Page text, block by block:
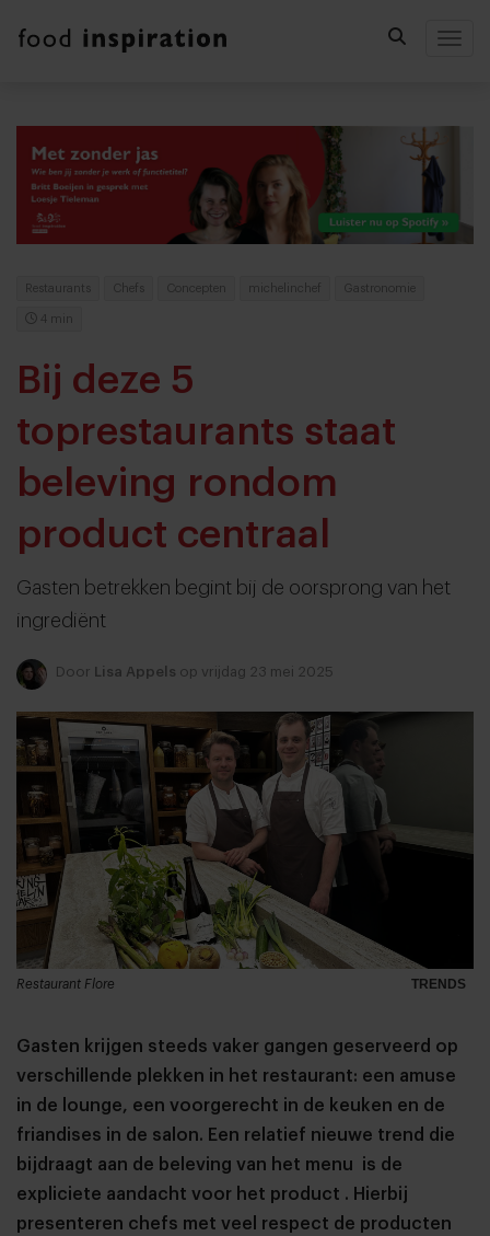
Restaurants Chefs Concepten michelinchef Gastronomie
4 min
Bij deze 5
toprestaurants staat
beleving rondom
product centraal
Gasten betrekken begint bij de oorsprong van het
ingrediënt
Door Lisa Appels op vrijdag 23 mei 2025
TRENDS
Restaurant Flore
Gasten krijgen steeds vaker gangen geserveerd op
verschillende plekken in het restaurant: een amuse
in de lounge, een voorgerecht in de keuken en de
friandises in de salon. Een relatief nieuwe trend die
bijdraagt aan de beleving van het menu is de
expliciete aandacht voor het product . Hierbij
presenteren chefs met veel respect de producten